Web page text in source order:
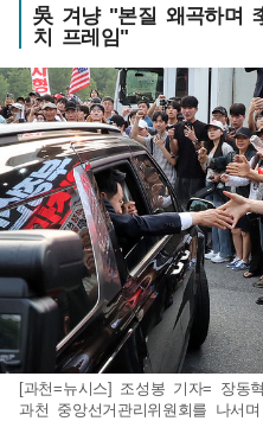
吳 겨냥 "본질 왜곡하며
치 프레임"
[과천=뉴시스] 조성봉 기자= 장동
과천 중앙선거관리위원회를 나서